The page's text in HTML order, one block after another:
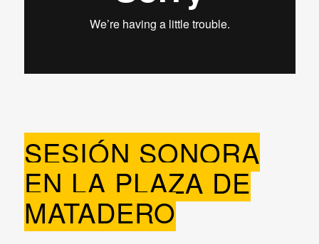
SESIÓN SONORA
EN LA PLAZA DE
MATADERO